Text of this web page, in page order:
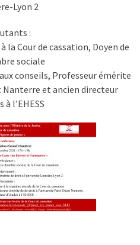
Lyon 2
:
la Cour de cassation, Doyen de
sociale
conseils, Professeur émérite
Nanterre et ancien directeur
à l’EHESS